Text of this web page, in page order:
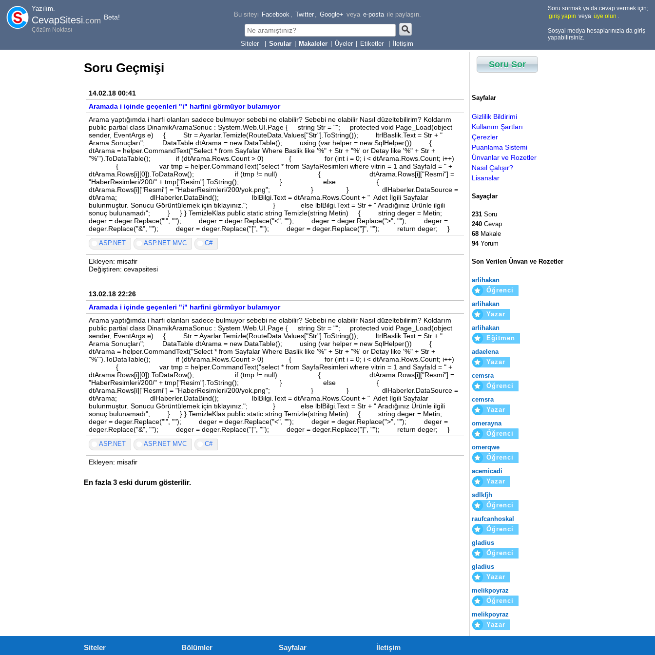
Yazılım.
CevapSitesi.com Beta!
Çözüm Noktası
Bu siteyi Facebook , Twitter , Google+ veya e-posta ile paylaşın.
Sorular Makaleler Üyeler Etiketler İletişim
Soru sormak ya da cevap vermek için;
giriş yapın veya üye olun .
Sosyal medya hesaplarınızla da giriş
yapabilirsiniz.
Soru Geçmişi
14.02.18 00:41
Aramada i içinde geçenleri "i" harfini görmüyor bulamıyor
Arama yaptığımda i harfi olanları sadece bulmuyor sebebi ne olabilir? Sebebi ne olabilir Nasıl düzeltebilirim? Koldarım
public partial class DinamikAramaSonuc : System.Web.UI.Page { string Str = ""; protected void Page_Load(object
sender, EventArgs e) { Str = Ayarlar.Temizle(RouteData.Values["Str"].ToString()); ltrlBaslik.Text = Str + "
Arama Sonuçları"; DataTable dtArama = new DataTable(); using (var helper = new SqlHelper()) {
dtArama = helper.CommandText("Select * from Sayfalar Where Baslik like '%" + Str + "%' or Detay like '%" + Str +
"%'").ToDataTable(); if (dtArama.Rows.Count > 0) { for (int i = 0; i < dtArama.Rows.Count; i++)
{ var tmp = helper.CommandText("select * from SayfaResimleri where vitrin = 1 and SayfaId = " +
dtArama.Rows[i][0]).ToDataRow(); if (tmp != null) { dtArama.Rows[i]["Resmi"] =
"HaberResimleri/200/" + tmp["Resim"].ToString(); } else {
dtArama.Rows[i]["Resmi"] = "HaberResimleri/200/yok.png"; } } dlHaberler.DataSource =
dtArama; dlHaberler.DataBind(); lblBilgi.Text = dtArama.Rows.Count + " Adet İlgili Sayfalar
bulunmuştur. Sonucu Görüntülemek için tıklayınız."; } else lblBilgi.Text = Str + " Aradığınız Ürünle ilgili
sonuç bulunamadı"; } } } TemizleKlas public static string Temizle(string Metin) { string deger = Metin;
deger = deger.Replace("'", ""); deger = deger.Replace("<", ""); deger = deger.Replace(">", ""); deger =
deger.Replace("&", ""); deger = deger.Replace("[", ""); deger = deger.Replace("]", ""); return deger; }
ASP.NET ASP.NET MVC C#
Ekleyen: misafir
Değiştiren: cevapsitesi
13.02.18 22:26
Aramada i içinde geçenleri "i" harfini görmüyor bulamıyor
Arama yaptığımda i harfi olanları sadece bulmuyor sebebi ne olabilir? Sebebi ne olabilir Nasıl düzeltebilirim? Koldarım
public partial class DinamikAramaSonuc : System.Web.UI.Page { string Str = ""; protected void Page_Load(object
sender, EventArgs e) { Str = Ayarlar.Temizle(RouteData.Values["Str"].ToString()); ltrlBaslik.Text = Str + "
Arama Sonuçları"; DataTable dtArama = new DataTable(); using (var helper = new SqlHelper()) {
dtArama = helper.CommandText("Select * from Sayfalar Where Baslik like '%" + Str + "%' or Detay like '%" + Str +
"%'").ToDataTable(); if (dtArama.Rows.Count > 0) { for (int i = 0; i < dtArama.Rows.Count; i++)
{ var tmp = helper.CommandText("select * from SayfaResimleri where vitrin = 1 and SayfaId = " +
dtArama.Rows[i][0]).ToDataRow(); if (tmp != null) { dtArama.Rows[i]["Resmi"] =
"HaberResimleri/200/" + tmp["Resim"].ToString(); } else {
dtArama.Rows[i]["Resmi"] = "HaberResimleri/200/yok.png"; } } dlHaberler.DataSource =
dtArama; dlHaberler.DataBind(); lblBilgi.Text = dtArama.Rows.Count + " Adet İlgili Sayfalar
bulunmuştur. Sonucu Görüntülemek için tıklayınız."; } else lblBilgi.Text = Str + " Aradığınız Ürünle ilgili
sonuç bulunamadı"; } } } TemizleKlas public static string Temizle(string Metin) { string deger = Metin;
deger = deger.Replace("'", ""); deger = deger.Replace("<", ""); deger = deger.Replace(">", ""); deger =
deger.Replace("&", ""); deger = deger.Replace("[", ""); deger = deger.Replace("]", ""); return deger; }
ASP.NET ASP.NET MVC C#
Ekleyen: misafir
En fazla 3 eski durum gösterilir.
Soru Sor
Sayfalar
Gizlilik Bildirimi
Kullanım Şartları
Çerezler
Puanlama Sistemi
Ünvanlar ve Rozetler
Nasıl Çalışır?
Lisanslar
Sayaçlar
231 Soru
240 Cevap
68 Makale
94Yorum
Son Verilen Ünvan ve Rozetler
arlihakan
Öğrenci
arlihakan
Yazar
arlihakan
Eğitmen
adaelena
Yazar
cemsra
Öğrenci
cemsra
Yazar
omerayna
Öğrenci
omerqwe
Öğrenci
acemicadi
Yazar
sdlkfjh
Öğrenci
raufcanhoskal
Öğrenci
gladius
Öğrenci
gladius
Yazar
melikpoyraz
Öğrenci
melikpoyraz
Yazar
Siteler Bölümler Sayfalar İletişim